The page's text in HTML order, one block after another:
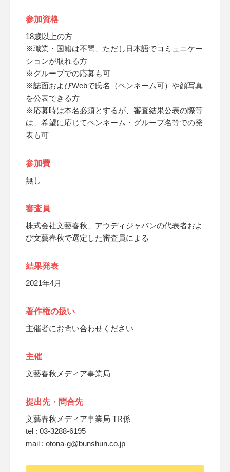
参加資格
18歳以上の方
※職業・国籍は不問、ただし日本語でコミュニケー
ションが取れる方
※グループでの応募も可
※誌面およびWebで氏名（ペンネーム可）や顔写真
を公表できる方
※応募時は本名必須とするが、審査結果公表の際等
は、希望に応じてペンネーム・グループ名等での発
表も可
参加費
無し
審査員
株式会社文藝春秋、アウディジャパンの代表者およ
び文藝春秋で選定した審査員による
結果発表
2021年4月
著作権の扱い
主催者にお問い合わせください
主催
文藝春秋メディア事業局
提出先・問合先
文藝春秋メディア事業局 TR係
tel : 03-3288-6195
mail : otona-g@bunshun.co.jp